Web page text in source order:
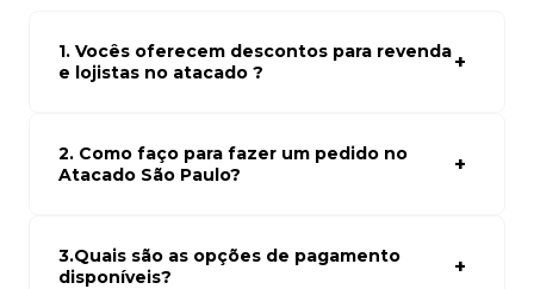
1. Vocês oferecem descontos para revenda
e lojistas no atacado ?
atacado empresas e compre com os melhores preços
para seu modelo de negócio
2. Como faço para fazer um pedido no
Atacado São Paulo?
carrinho. Em seguida, siga as instruções para finalizar a
compra. Se precisar de ajuda, nossa equipe de suporte
3.Quais são as opções de pagamento
disponíveis?